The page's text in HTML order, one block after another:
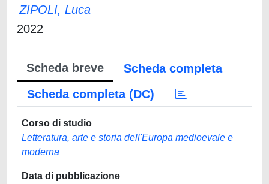
ZIPOLI, Luca
2022
Scheda breve
Scheda completa
Scheda completa (DC)
Corso di studio
Letteratura, arte e storia dell'Europa medioevale e
moderna
Data di pubblicazione